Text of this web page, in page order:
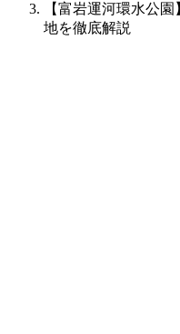
【富岩運河環水公
地を徹底解説